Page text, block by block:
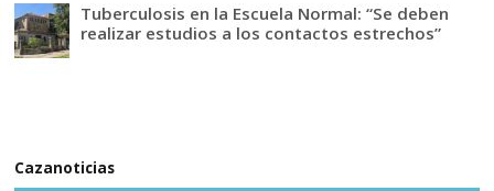
Tuberculosis en la Escuela Normal: “Se deben
realizar estudios a los contactos estrechos”
Cazanoticias